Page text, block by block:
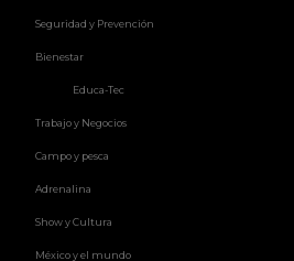
Seguridad y Prevención
Bienestar
Educa-Tec
Trabajo y Negocios
Campo y pesca
Adrenalina
Show y Cultura
México y el mundo